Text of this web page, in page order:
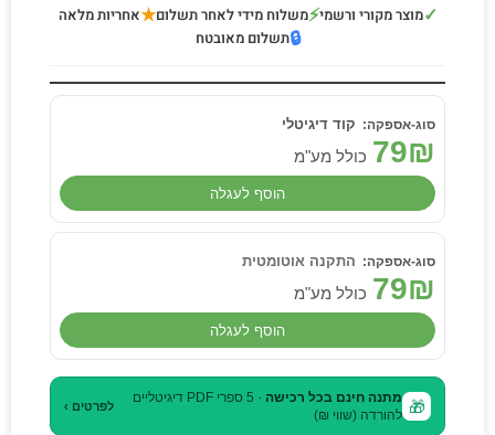
✓מוצר מקורי ורשמי⚡משלוח מידי לאחר תשלום★אחריות מלאה
🔒תשלום מאובטח
קוד דיגיטלי
79₪ כולל מע"מ
הוסף לעגלה
התקנה אוטומטית
79₪ כולל מע"מ
הוסף לעגלה
🎁 מתנה חינם בכל רכישה
· 5 ספרי PDF דיגיטליים
להורדה (שווי ₪)
לפרטים ›